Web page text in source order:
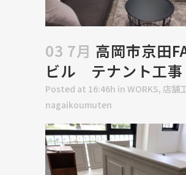
03 7月 高岡市京田
ビル テナント工事
Posted at 16:46h in WORKS, 店舗
nagaikoumuten